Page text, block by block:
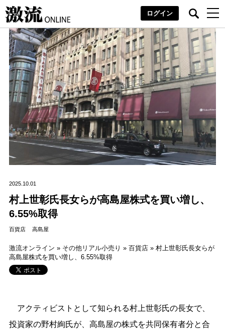
ログイン
2025.10.01
村上世彰氏長女らが高島屋株式を買い増し、
6.55%取得
百貨店 高島屋
激流オンライン » その他リアル小売り » 百貨店» 村上世彰氏長女らが
高島屋株式を買い増し、6.55%取得
アクティビストとして知られる村上世彰氏の長女で、
投資家の野村絢氏が、高島屋の株式を共同保有者分と合